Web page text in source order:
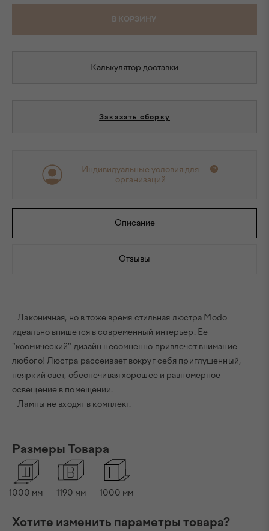
В КОРЗИНУ
Калькулятор доставки
Заказать сборку
Индивидуальные условия для
организаций
Описание
Отзывы
Лаконичная, но в тоже время стильная люстра Modo
идеально впишется в современный интерьер. Ее
"космический" дизайн несомненно привлечет внимание
любого! Люстра рассеивает вокруг себя приглушенный,
неяркий свет, обеспечивая хорошее и равномерное
освещение в помещении.
Лампы не входят в комплект.
Размеры Товара
1000 мм 1190 мм 1000 мм
Хотите изменить параметры товара?